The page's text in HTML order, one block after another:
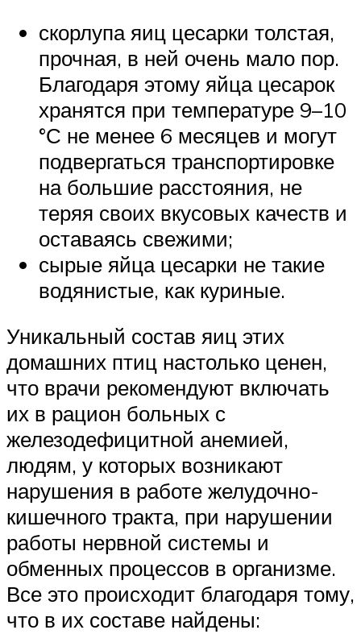
скорлупа яиц цесарки толстая,
прочная, в ней очень мало пор.
Благодаря этому яйца цесарок
хранятся при температуре 9–10
°С не менее 6 месяцев и могут
подвергаться транспортировке
на большие расстояния, не
теряя своих вкусовых качеств и
оставаясь свежими;
сырые яйца цесарки не такие
водянистые, как куриные.
Уникальный состав яиц этих
домашних птиц настолько ценен,
что врачи рекомендуют включать
их в рацион больных с
железодефицитной анемией,
людям, у которых возникают
нарушения в работе желудочно-
кишечного тракта, при нарушении
работы нервной системы и
обменных процессов в организме.
Все это происходит благодаря тому,
что в их составе найдены: